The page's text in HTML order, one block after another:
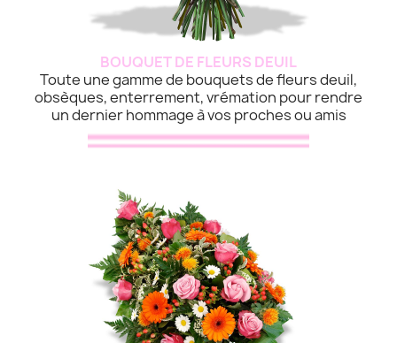
BOUQUET DE FLEURS DEUIL
Toute une gamme de bouquets de fleurs deuil,
obsèques, enterrement, vrémation pour rendre
un dernier hommage à vos proches ou amis